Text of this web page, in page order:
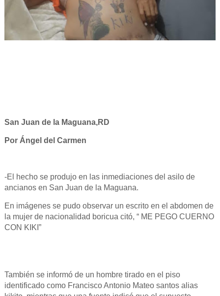
San Juan de la Maguana,RD
Por Ángel del Carmen
-El hecho se produjo en las inmediaciones del asilo de
ancianos en San Juan de la Maguana.
En imágenes se pudo observar un escrito en el abdomen de
la mujer de nacionalidad boricua citó, “ ME PEGO CUERNO
CON KIKI”
También se informó de un hombre tirado en el piso
identificado como Francisco Antonio Mateo santos alias